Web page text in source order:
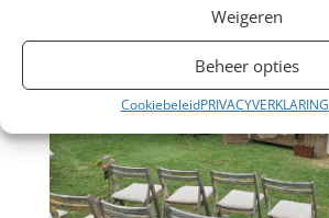
Weigeren
Beheer opties
CookiebeleidPRIVACYVERKLARING